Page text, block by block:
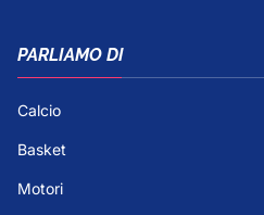
PARLIAMO DI
Calcio
Basket
Motori